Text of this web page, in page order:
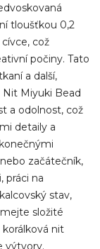
tloušťkou 0,2
což
počiny. Tato
a další,
Miyuki Bead
a odolnost, což
detaily a
začátečník,
práci na
stav,
složité
nit
výtvory.